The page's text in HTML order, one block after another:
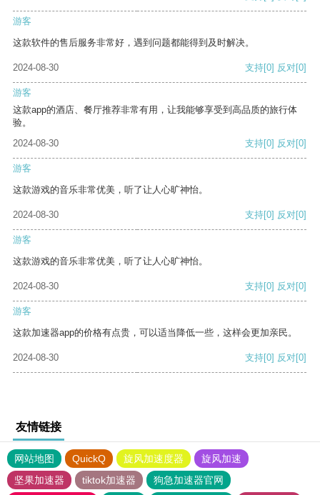
游客
这款软件的售后服务非常好，遇到问题都能得到及时解决。
2024-08-30 支持[0] 反对[0]
游客
这款app的酒店、餐厅推荐非常有用，让我能够享受到高品质的旅行体
验。
2024-08-30
支持[0] 反对[0]
游客
这款游戏的音乐非常优美，听了让人心旷神怡。
2024-08-30 支持[0] 反对[0]
游客
这款游戏的音乐非常优美，听了让人心旷神怡。
2024-08-30 支持[0] 反对[0]
游客
这款加速器app的价格有点贵，可以适当降低一些，这样会更加亲民。
2024-08-30 支持[0] 反对[0]
友情链接
网站地图 QuickQ 旋风加速度器
旋风加速
坚果加速器
tiktok加速器
狗急加速器官网